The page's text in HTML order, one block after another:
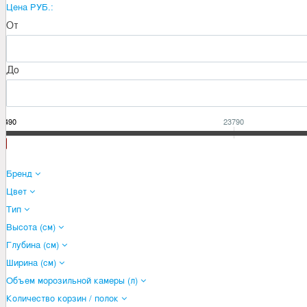
Цена РУБ.:
От
До
23790
Бренд
Цвет
Тип
Высота (см)
Глубина (см)
Ширина (см)
Объем морозильной камеры (л)
Количество корзин / полок